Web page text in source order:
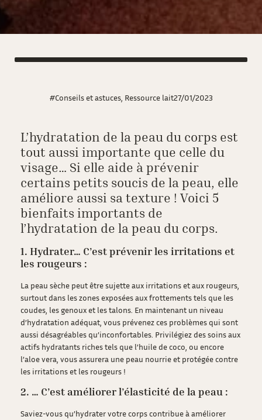
#Conseils et astuces, Ressource lait27/01/2023
L’hydratation de la peau du corps est
tout aussi importante que celle du
visage… Si elle aide à prévenir
certains petits soucis de la peau, elle
améliore aussi sa texture ! Voici 5
bienfaits importants de
l’hydratation de la peau du corps.
1. Hydrater… C’est prévenir les irritations et
les rougeurs :
La peau sèche peut être sujette aux irritations et aux rougeurs,
surtout dans les zones exposées aux frottements tels que les
coudes, les genoux et les talons. En maintenant un niveau
d’hydratation adéquat, vous prévenez ces problèmes qui sont
aussi désagréables qu’inconfortables. Privilégiez des soins aux
actifs hydratants riches tels que l’huile de coco, ou encore
l’aloe vera, vous assurera une peau nourrie et protégée contre
les irritations et les rougeurs !
2. … C’est améliorer l’élasticité de la peau :
Saviez-vous qu’hydrater votre corps contribue à améliorer